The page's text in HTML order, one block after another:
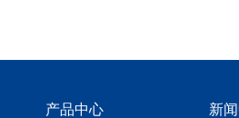
产品中心 新